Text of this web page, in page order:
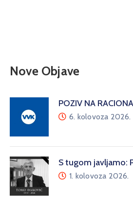
Nove Objave
POZIV NA
6. kolovoza 2026.
S tugom javljamo:
1. kolovoza 2026.